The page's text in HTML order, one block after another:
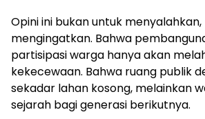
Opini ini bukan untuk
mengingatkan. Bahwa
partisipasi warga hanya akan
kekecewaan. Bahwa ruang publik
sekadar lahan kosong, melainkan
sejarah bagi generasi berikutnya.